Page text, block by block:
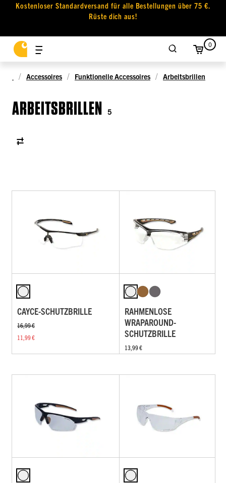
Kostenloser Standardversand für alle Bestellungen über 75 €.
Rüste dich aus!
0
Accessoires Funktionelle Accessoires Arbeitsbrillen
ARBEITSBRILLEN 5
CAYCE-SCHUTZBRILLE
16,99 €
11,99 €
RAHMENLOSE
WRAPAROUND-
SCHUTZBRILLE
13,99 €